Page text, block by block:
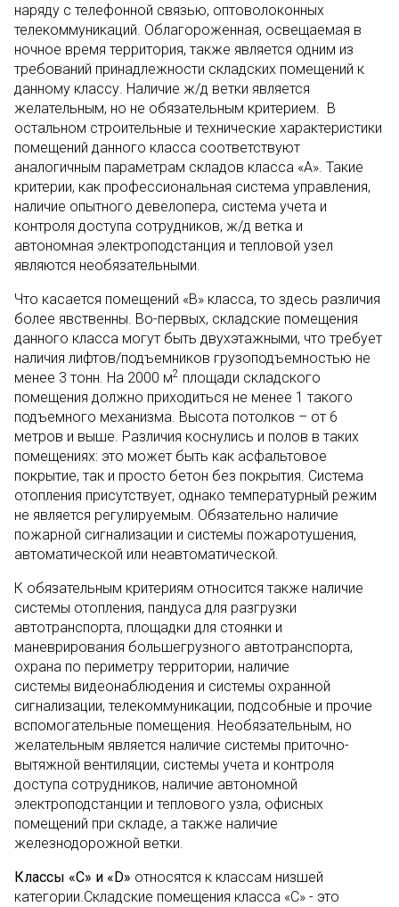
наряду с телефонной связью, оптоволоконных
телекоммуникаций. Облагороженная, освещаемая в
ночное время территория, также является одним из
требований принадлежности складских помещений к
данному классу. Наличие ж/д ветки является
желательным, но не обязательным критерием. В
остальном строительные и технические характеристики
помещений данного класса соответствуют
аналогичным параметрам складов класса «А». Такие
критерии, как профессиональная система управления,
наличие опытного девелопера, система учета и
контроля доступа сотрудников, ж/д ветка и
автономная электроподстанция и тепловой узел
являются необязательными.
Что касается помещений «В» класса, то здесь различия
более явственны. Во-первых, складские помещения
данного класса могут быть двухэтажными, что требует
наличия лифтов/подъемников грузоподъемностью не
менее 3 тонн. На 2000 м2 площади складского
помещения должно приходиться не менее 1 такого
подъемного механизма. Высота потолков – от 6
метров и выше. Различия коснулись и полов в таких
помещениях: это может быть как асфальтовое
покрытие, так и просто бетон без покрытия. Система
отопления присутствует, однако температурный режим
не является регулируемым. Обязательно наличие
пожарной сигнализации и системы пожаротушения,
автоматической или неавтоматической.
К обязательным критериям относится также наличие
системы отопления, пандуса для разгрузки
автотранспорта, площадки для стоянки и
маневрирования большегрузного автотранспорта,
охрана по периметру территории, наличие
системы видеонаблюдения и системы охранной
сигнализации, телекоммуникации, подсобные и прочие
вспомогательные помещения. Необязательным, но
желательным является наличие системы приточно-
вытяжной вентиляции, системы учета и контроля
доступа сотрудников, наличие автономной
электроподстанции и теплового узла, офисных
помещений при складе, а также наличие
железнодорожной ветки.
Классы «С» и «D» относятся к классам низшей
категории.Складские помещения класса «С» - это